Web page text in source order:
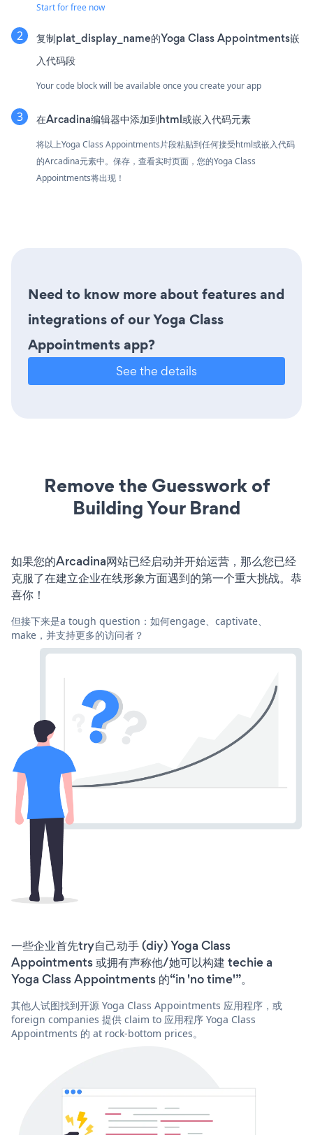
Start for free now
复制plat_display_name的Yoga Class Appointments嵌
入代码段
Your code block will be available once you create your app
在Arcadina编辑器中添加到html或嵌入代码元素
将以上Yoga Class Appointments片段粘贴到任何接受html或嵌入代码
的Arcadina元素中。保存，查看实时页面，您的Yoga Class
Appointments将出现！
Need to know more about features and
integrations of our Yoga Class
Appointments app?
See the details
Remove the Guesswork of
Building Your Brand
如果您的Arcadina网站已经启动并开始运营，那么您已经
克服了在建立企业在线形象方面遇到的第一个重大挑战。恭
喜你！
但接下来是a tough question：如何engage、captivate、
make，并支持更多的访问者？
一些企业首先try自己动手 (diy) Yoga Class
Appointments 或拥有声称他/她可以构建 techie a
Yoga Class Appointments 的“in 'no time'”。
其他人试图找到开源 Yoga Class Appointments 应用程序，或
foreign companies 提供 claim to 应用程序 Yoga Class
Appointments 的 at rock-bottom prices。